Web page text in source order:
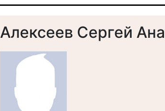
Алексеев Сергей